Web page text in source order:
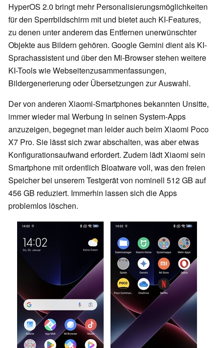
HyperOS 2.0 bringt mehr Personalisierungsmöglichkeiten
für den Sperrbildschirm mit und bietet auch KI-Features,
zu denen unter anderem das Entfernen unerwünschter
Objekte aus Bildern gehören. Google Gemini dient als KI-
Sprachassistent und über den Mi-Browser stehen weitere
KI-Tools wie Webseitenzusammenfassungen,
Bildergenerierung oder Übersetzungen zur Auswahl.
Der von anderen Xiaomi-Smartphones bekannten Unsitte,
immer wieder mal Werbung in seinen System-Apps
anzuzeigen, begegnet man leider auch beim Xiaomi Poco
X7 Pro. Sie lässt sich zwar abschalten, was aber etwas
Konfigurationsaufwand erfordert. Zudem lädt Xiaomi sein
Smartphone mit ordentlich Bloatware voll, was den freien
Speicher bei unserem Testgerät von nominell 512 GB auf
456 GB reduziert. Immerhin lassen sich die Apps
problemlos löschen.